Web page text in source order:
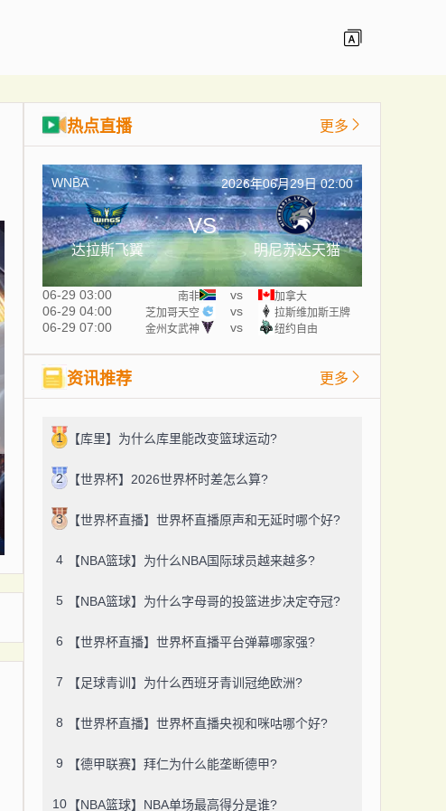
热点直播 更多
WNBA 2026年06月29日 02:00
达拉斯飞翼
VS
明尼苏达天猫
06-29 03:00 南非 vs 加拿大
06-29 04:00 芝加哥天空 vs 拉斯维加斯王牌
06-29 07:00 金州女武神 vs 纽约自由
资讯推荐 更多
1 【库里】为什么库里能改变篮球运动?
2 【世界杯】2026世界杯时差怎么算?
3 【世界杯直播】世界杯直播原声和无延时哪个好?
4 【NBA篮球】为什么NBA国际球员越来越多?
5 【NBA篮球】为什么字母哥的投篮进步决定夺冠?
6 【世界杯直播】世界杯直播平台弹幕哪家强?
7 【足球青训】为什么西班牙青训冠绝欧洲?
8 【世界杯直播】世界杯直播央视和咪咕哪个好?
9 【德甲联赛】拜仁为什么能垄断德甲?
10 【NBA篮球】NBA单场最高得分是谁?